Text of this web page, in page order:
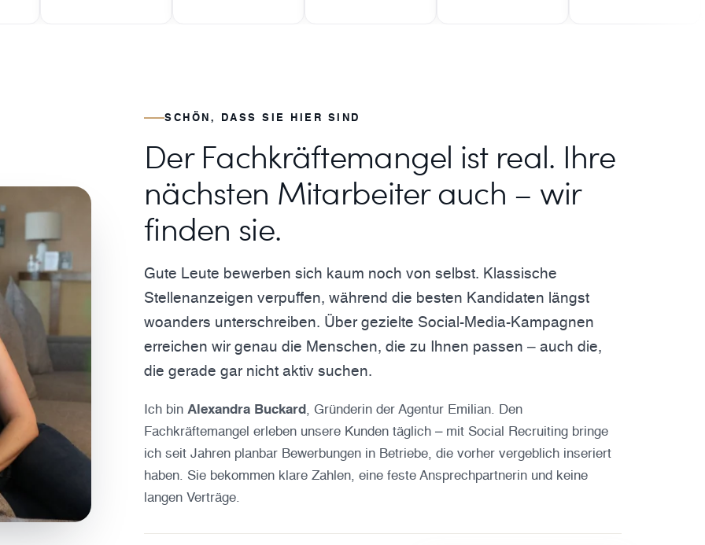
SCHÖN, DASS SIE HIER SIND
Der Fachkräftemangel ist real. Ihre
nächsten Mitarbeiter auch – wir
finden sie.
Gute Leute bewerben sich kaum noch von selbst. Klassische
Stellenanzeigen verpuffen, während die besten Kandidaten längst
woanders unterschreiben. Über gezielte Social-Media-Kampagnen
erreichen wir genau die Menschen, die zu Ihnen passen – auch die,
die gerade gar nicht aktiv suchen.
Ich binAlexandra Buckard , Gründerin der Agentur Emilian. Den
Fachkräftemangel erleben unsere Kunden täglich – mit Social Recruiting bringe
ich seit Jahren planbar Bewerbungen in Betriebe, die vorher vergeblich inseriert
haben. Sie bekommen klare Zahlen, eine feste Ansprechpartnerin und keine
langen Verträge.